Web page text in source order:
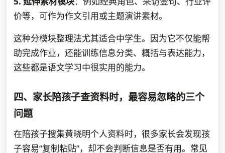
价等，可作为作文引用或主题演讲素材。
这种分模块整理法尤其适合中学生。因为它不仅能帮
助完成作业，还能训练信息分类、概括与表达能力，
这些都是语文学习中很实用的能力。
四、家长陪孩子查资料时，最容易忽略的三个
问题
在陪孩子搜集黄晓明个人资料时，很多家长会发现孩
子容易“复制粘贴”，却不会判断信息是否有用。常见